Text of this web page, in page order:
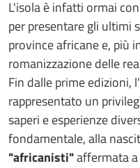
L'isola è infatti ormai
per presentare gli ultimi
province africane e, più
romanizzazione delle
Fin dalle prime edizioni,
rappresentato un
saperi e esperienze
fondamentale, alla
"africanisti"affermata